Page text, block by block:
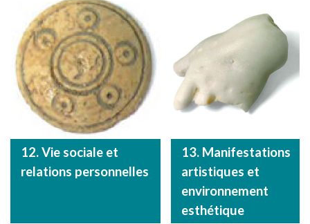
12. Vie sociale et
relations personnelles
13. Manifestations
artistiques et
environnement
esthétique